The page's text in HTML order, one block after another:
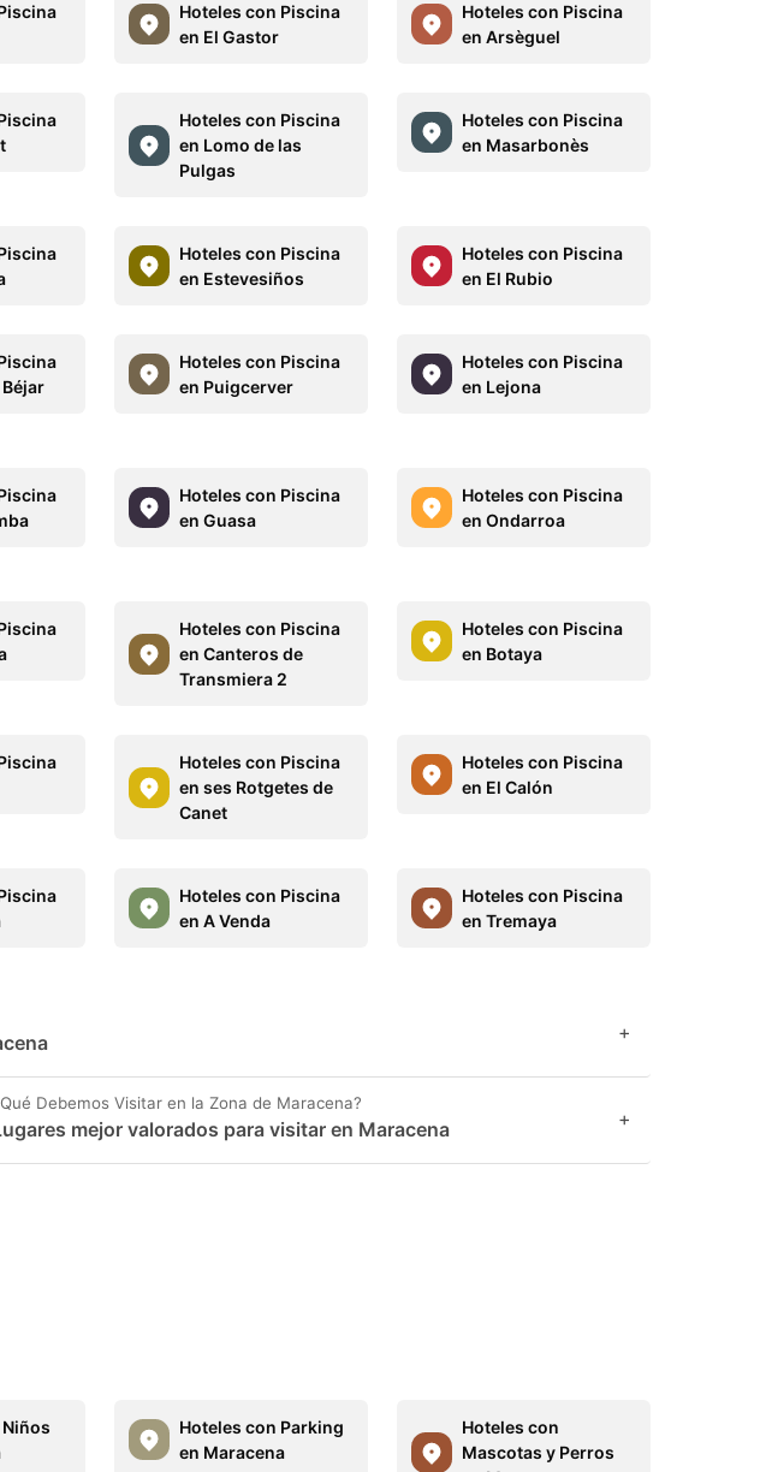
Hoteles con Piscina
en El Gastor
Hoteles con Piscina
en Arsèguel
Hoteles con Piscina
en Lomo de las
Pulgas
Hoteles con Piscina
en Masarbonès
Hoteles con Piscina
en Estevesiños
Hoteles con Piscina
en El Rubio
Hoteles con Piscina
en Puigcerver
Hoteles con Piscina
en Lejona
Hoteles con Piscina
en Guasa
Hoteles con Piscina
en Ondarroa
Hoteles con Piscina
en Canteros de
Transmiera 2
Hoteles con Piscina
en Botaya
Hoteles con Piscina
en ses Rotgetes de
Canet
Hoteles con Piscina
en El Calón
Hoteles con Piscina
en A Venda
Hoteles con Piscina
en Tremaya
+
Debemos Visitar en la Zona de Maracena?
mejor valorados para visitar en Maracena +
Hoteles con Parking
en Maracena
Hoteles con
Mascotas y Perros